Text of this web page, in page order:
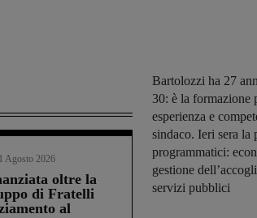
1 Agosto 2026
oltre la
di Fratelli
al
Bartolozzi ha 27
30: è la formazione
esperienza e
sindaco. Ieri sera la
programmatici:
gestione
servizi pubblici